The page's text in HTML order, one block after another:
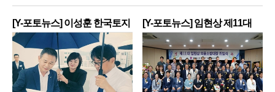
[Y-포토뉴스] 이성훈 한국토지
주
[Y-포토뉴스] 임현상 제11대
영